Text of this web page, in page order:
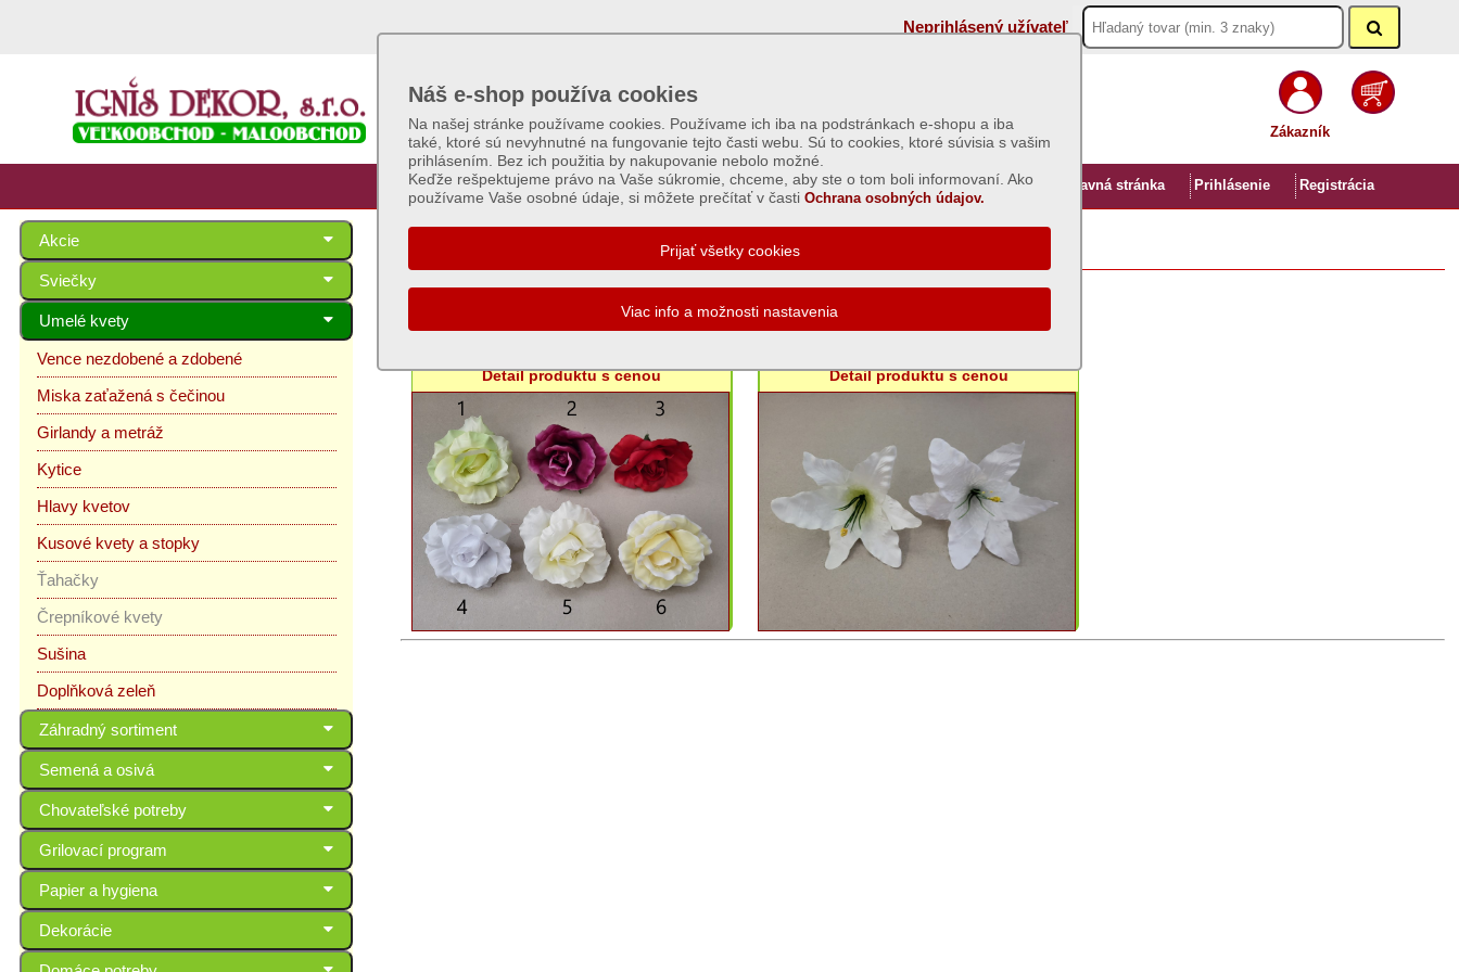
Neprihlásený užívateľ
Zákazník
Úvod Hlavná stránka Prihlásenie Registrácia
Náš e-shop používa cookies
Na našej stránke používame cookies. Používame ich iba na podstránkach e-shopu a iba
také, ktoré sú nevyhnutné na fungovanie tejto časti webu. Sú to cookies, ktoré súvisia s vašim
prihlásením. Bez ich použitia by nakupovanie nebolo možné.
Keďže rešpektujeme právo na Vaše súkromie, chceme, aby ste o tom boli informovaní. Ako
používame Vaše osobné údaje, si môžete prečítať v časti Ochrana osobných údajov.
Akcie
Sviečky
Umelé kvety
Vence nezdobené a zdobené
Miska zaťažená s čečinou
Girlandy a metráž
Kytice
Hlavy kvetov
Kusové kvety a stopky
Ťahačky
Črepníkové kvety
Sušina
Doplňková zeleň
Záhradný sortiment
Semená a osivá
Chovateľské potreby
Grilovací program
Papier a hygiena
Dekorácie
Detail produktu s cenou Detail produktu s cenou